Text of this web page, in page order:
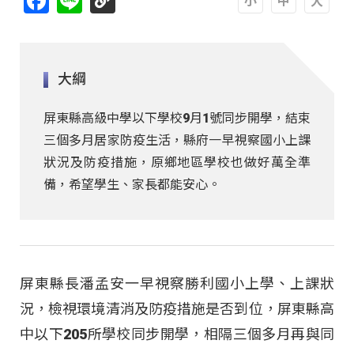
大綱
屏東縣高級中學以下學校9月1號同步開學，結束
三個多月居家防疫生活，縣府一早視察國小上課
狀況及防疫措施，原鄉地區學校也做好萬全準
備，希望學生、家長都能安心。
屏東縣長潘孟安一早視察勝利國小上學、上課狀
況，檢視環境清消及防疫措施是否到位，屏東縣高
中以下205所學校同步開學，相隔三個多月再與同